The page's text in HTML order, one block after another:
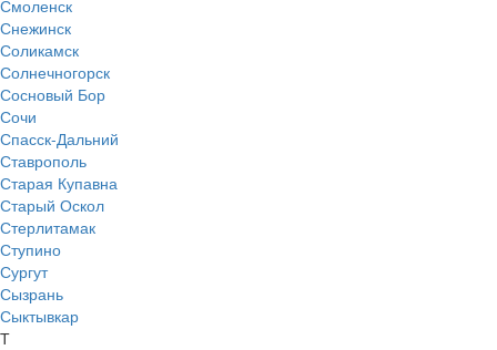
Смоленск
Снежинск
Соликамск
Солнечногорск
Сосновый Бор
Сочи
Спасск-Дальний
Ставрополь
Старая Купавна
Старый Оскол
Стерлитамак
Ступино
Сургут
Сызрань
Сыктывкар
Т